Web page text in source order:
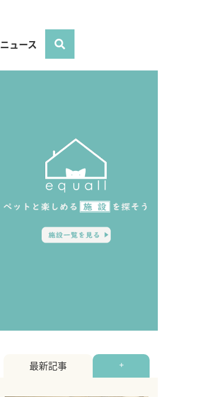
ニュース
最新記事 +